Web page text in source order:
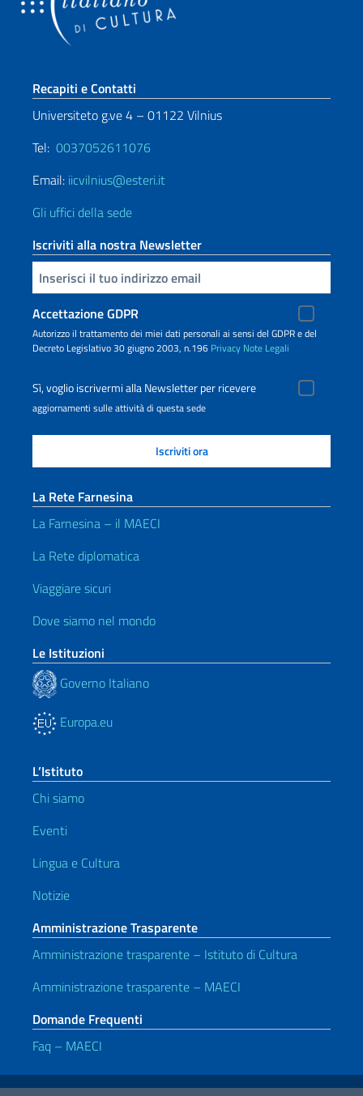
Sezione footer
Recapiti e Contatti
Universiteto g.ve 4 – 01122 Vilnius
Tel: 0037052611076
Email: iicvilnius@esteri.it
Gli uffici della sede
Iscriviti alla nostra Newsletter
Inserisci la tua email
Accettazione GDPR
Autorizzo il trattamento dei miei dati personali ai sensi del GDPR e del
Decreto Legislativo 30 giugno 2003, n.196 Privacy Note Legali
Sì, voglio iscrivermi alla Newsletter per ricevere
aggiornamenti sulle attività di questa sede
La Rete Farnesina
La Farnesina – il MAECI
La Rete diplomatica
Viaggiare sicuri
Dove siamo nel mondo
Le Istituzioni
Governo Italiano
Europa.eu
L’Istituto
Chi siamo
Eventi
Lingua e Cultura
Notizie
Amministrazione Trasparente
Amministrazione trasparente – Istituto di Cultura
Amministrazione trasparente – MAECI
Domande Frequenti
Faq – MAECI
Link Utili